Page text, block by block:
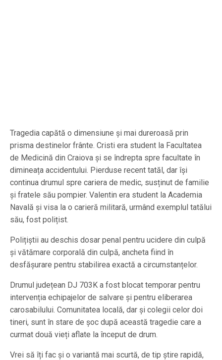
Tragedia capătă o dimensiune și mai dureroasă prin
prisma destinelor frânte. Cristi era student la Facultatea
de Medicină din Craiova și se îndrepta spre facultate în
dimineața accidentului. Pierduse recent tatăl, dar își
continua drumul spre cariera de medic, susținut de familie
și fratele său pompier. Valentin era student la Academia
Navală și visa la o carieră militară, urmând exemplul tatălui
său, fost polițist.
Polițiștii au deschis dosar penal pentru ucidere din culpă
și vătămare corporală din culpă, ancheta fiind în
desfășurare pentru stabilirea exactă a circumstanțelor.
Drumul județean DJ 703K a fost blocat temporar pentru
intervenția echipajelor de salvare și pentru eliberarea
carosabilului. Comunitatea locală, dar și colegii celor doi
tineri, sunt în stare de șoc după această tragedie care a
curmat două vieți aflate la început de drum.
Vrei să îți fac și o variantă mai scurtă, de tip știre rapidă,